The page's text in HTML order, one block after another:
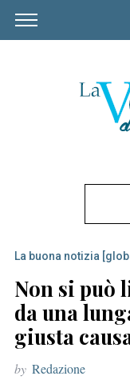
r
c
h
f
o
r
La buona notizia
Non si può
da una
giusta
by Redazione